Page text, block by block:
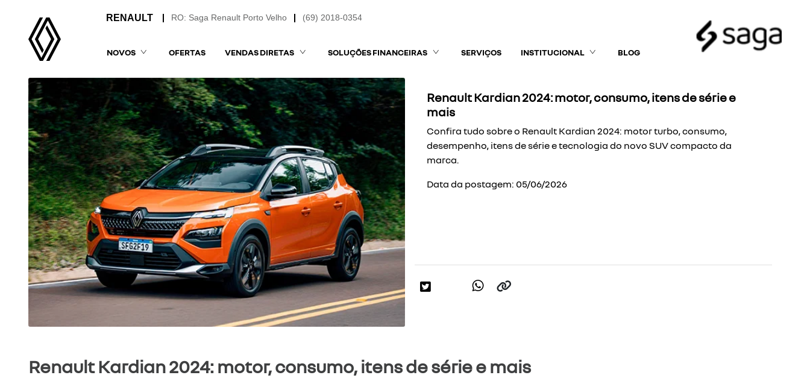
(69) 2018-0354
RO: Saga Renault Porto Velho
NOVOS OFERTAS VENDAS DIRETAS SOLUÇÕES FINANCEIRAS SERVIÇOS INSTITUCIONAL BLOG
Renault Kardian 2024: motor, consumo, itens de série e
mais
Confira tudo sobre o Renault Kardian 2024: motor turbo, consumo,
desempenho, itens de série e tecnologia do novo SUV compacto da
marca.
Data da postagem: 05/06/2026
Renault Kardian 2024: motor, consumo, itens de série e mais